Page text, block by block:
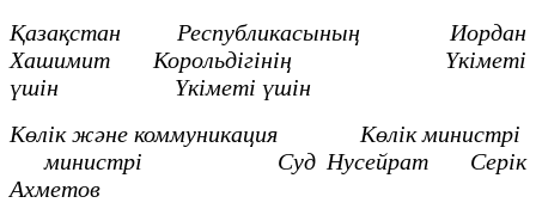
Қазақстан Республикасының Иордан
Хашимит Корольдігінің
Үкіметі
үшін Үкіметі үшін
Көлік және коммуникация Көлік министрі
министрі Суд Нусейрат
Серік
Ахметов